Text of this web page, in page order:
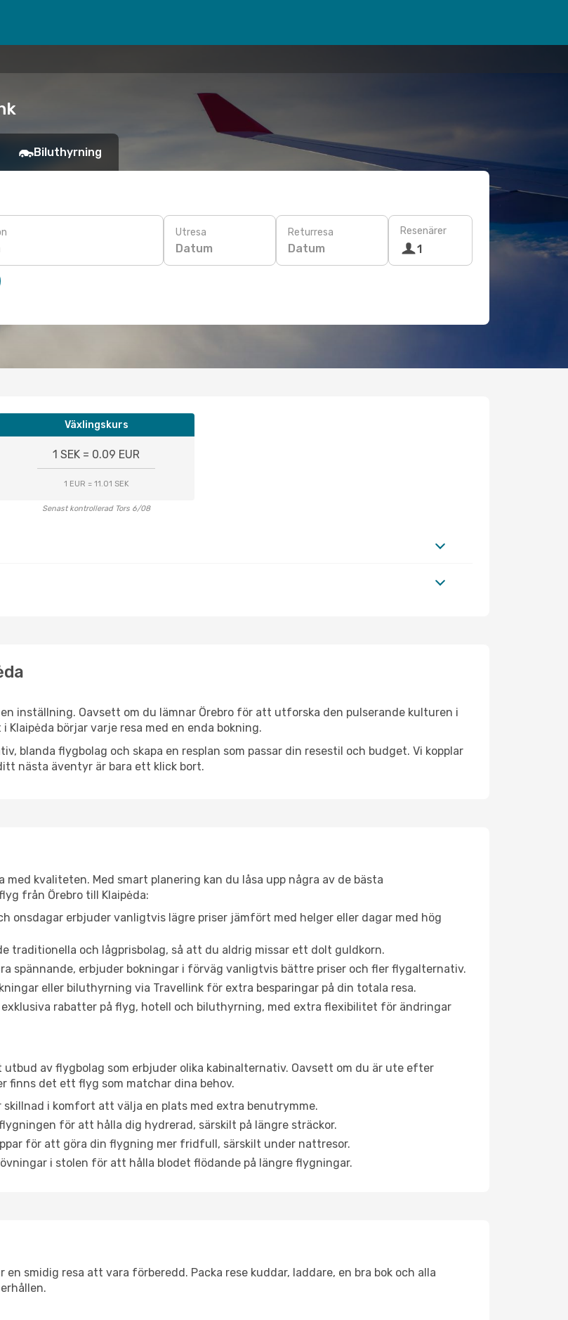
Biluthyrning
Utresa
Datum
Returresa
Datum
Resenärer
1
Växlingskurs
1 SEK = 0.09 EUR
1 EUR = 11.01 SEK
Senast kontrollerad Tors 6/08
inställning. Oavsett om du lämnar Örebro för att utforska den pulserande kulturen i
börjar varje resa med en enda bokning.
blanda flygbolag och skapa en resplan som passar din resestil och budget. Vi kopplar
nästa äventyr är bara ett klick bort.
kvaliteten. Med smart planering kan du låsa upp några av de bästa
från Örebro till Klaipėda:
onsdagar erbjuder vanligtvis lägre priser jämfört med helger eller dagar med hög
traditionella och lågprisbolag, så att du aldrig missar ett dolt guldkorn.
spännande, erbjuder bokningar i förväg vanligtvis bättre priser och fler flygalternativ.
eller biluthyrning via Travellink för extra besparingar på din totala resa.
exklusiva rabatter på flyg, hotell och biluthyrning, med extra flexibilitet för ändringar
av flygbolag som erbjuder olika kabinalternativ. Oavsett om du är ute efter
finns det ett flyg som matchar dina behov.
skillnad i komfort att välja en plats med extra benutrymme.
för att hålla dig hydrerad, särskilt på längre sträckor.
för att göra din flygning mer fridfull, särskilt under nattresor.
i stolen för att hålla blodet flödande på längre flygningar.
smidig resa att vara förberedd. Packa rese kuddar, laddare, en bra bok och alla